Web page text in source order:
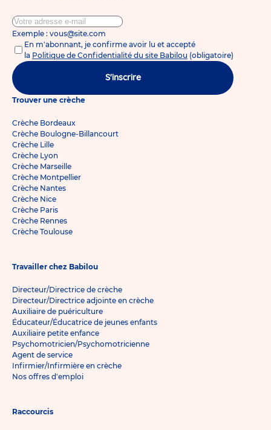
Exemple : vous@site.com
En m'abonnant, je confirme avoir lu et accepté
la Politique de Confidentialité du site Babilou (obligatoire)
S'inscrire
Trouver une crèche
Crèche Bordeaux
Crèche Boulogne-Billancourt
Crèche Lille
Crèche Lyon
Crèche Marseille
Crèche Montpellier
Crèche Nantes
Crèche Nice
Crèche Paris
Crèche Rennes
Crèche Toulouse
Travailler chez Babilou
Directeur/Directrice de crèche
Directeur/Directrice adjointe en crèche
Auxiliaire de puériculture
Éducateur/Éducatrice de jeunes enfants
Auxiliaire petite enfance
Psychomotricien/Psychomotricienne
Agent de service
Infirmier/Infirmière en crèche
Nos offres d'emploi
Raccourcis